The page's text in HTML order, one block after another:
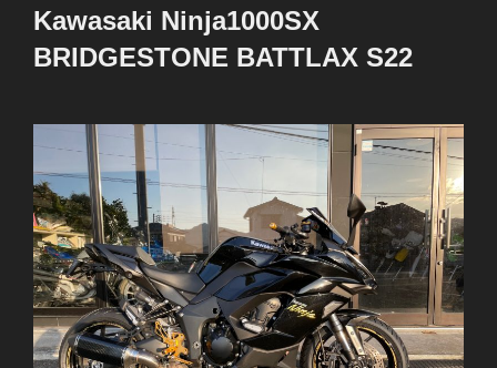
稿
日:
Kawasaki Ninja1000SX
BRIDGESTONE BATTLAX S22